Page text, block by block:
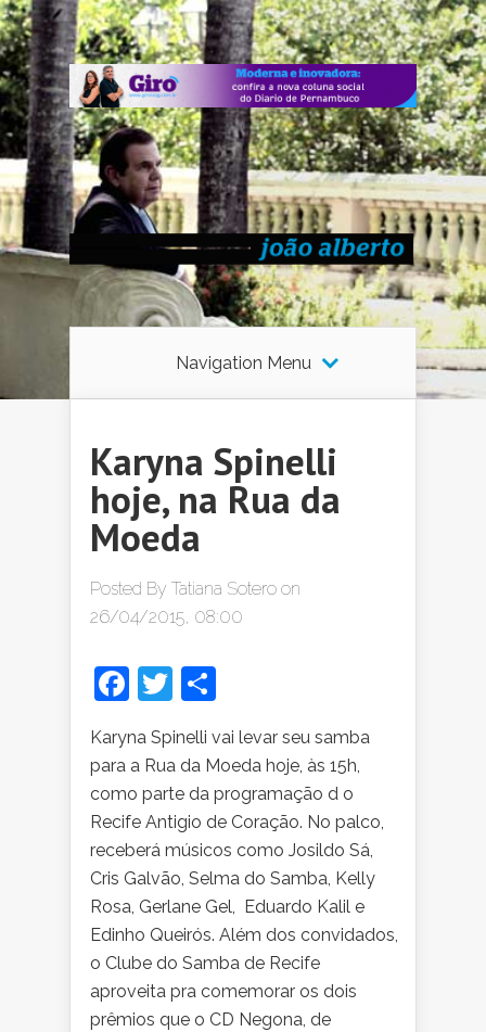
Navigation Menu
Karyna Spinelli
hoje, na Rua da
Moeda
Posted By Tatiana Sotero on
26/04/2015, 08:00
Facebook
Twitter
Karyna Spinelli vai levar seu samba
para a Rua da Moeda hoje, às 15h,
como parte da programação d o
Recife Antigio de Coração. No palco,
receberá músicos como Josildo Sá,
Cris Galvão, Selma do Samba, Kelly
Rosa, Gerlane Gel, Eduardo Kalil e
Edinho Queirós. Além dos convidados,
o Clube do Samba de Recife
aproveita pra comemorar os dois
prêmios que o CD Negona, de